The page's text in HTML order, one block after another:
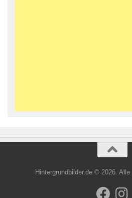
Hintergrundbilder.de © 2026. Alle